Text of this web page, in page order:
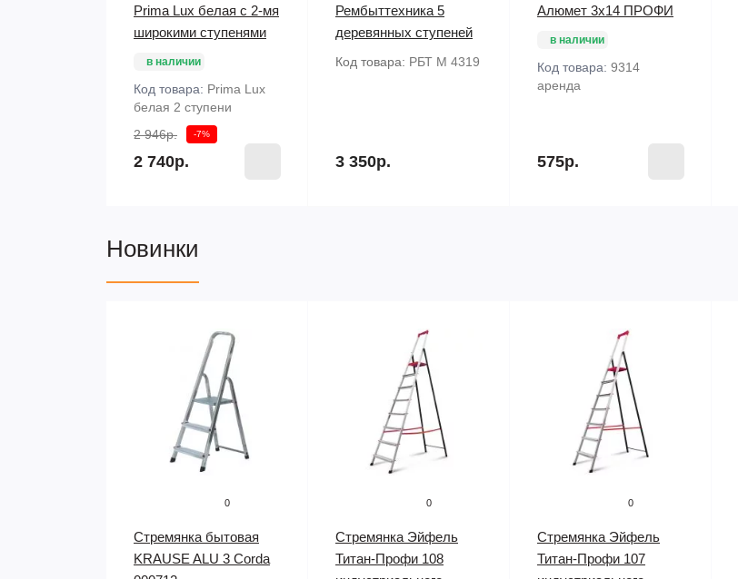
Prima Lux белая с 2-мя
широкими ступенями
в наличии
Код товара: Prima Lux
белая 2 ступени
2 946р.
-7%
2 740р.
Рембыттехника 5
деревянных ступеней
Код товара: РБТ М 4319
3 350р.
Алюмет 3х14 ПРОФИ
в наличии
Код товара: 9314
аренда
575р.
Новинки
0
Стремянка бытовая
KRAUSE ALU 3 Corda
0
Стремянка Эйфель
Титан-Профи 108
0
Стремянка Эйфель
Титан-Профи 107